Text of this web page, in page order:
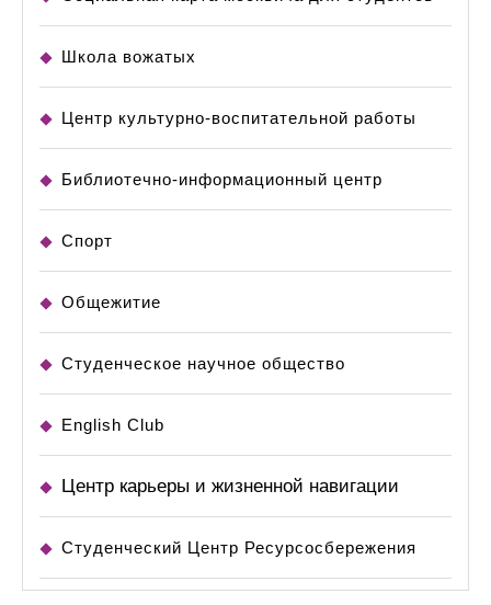
Школа вожатых
Центр культурно-воспитательной работы
Библиотечно-информационный центр
Спорт
Общежитие
Студенческое научное общество
English Club
Центр карьеры и жизненной навигации
Студенческий Центр Ресурсосбережения